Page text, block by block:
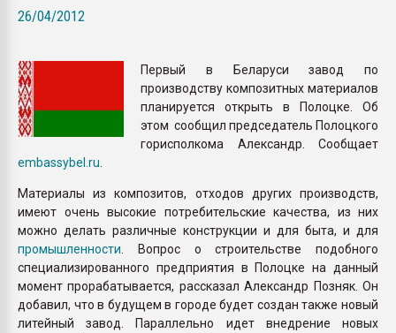
26/04/2012
Первый в Беларуси завод по
производству композитных материалов
планируется открыть в Полоцке. Об
этом сообщил председатель Полоцкого
горисполкома Александр. Сообщает
embassybel.ru
Материалы из композитов, отходов других производств,
имеют очень высокие потребительские качества, из них
можно делать различные конструкции и для быта, и для
промышленности . Вопрос о строительстве подобного
специализированного предприятия в Полоцке на данный
момент прорабатывается, рассказал Александр Позняк. Он
добавил, что в будущем в городе будет создан также новый
литейный завод. Параллельно идет внедрение новых